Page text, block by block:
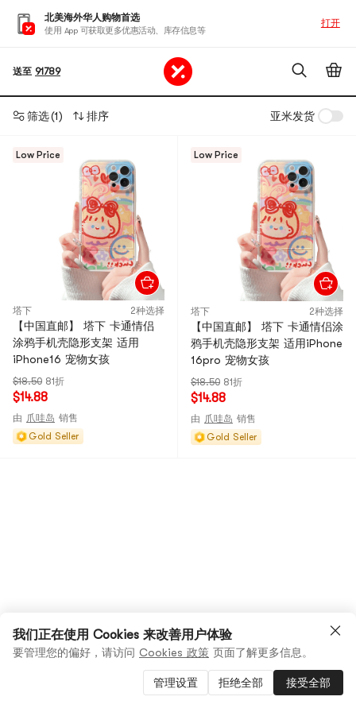
北美海外华人购物首选
使用 App 可获取更多优惠活动、库存信息等
打开
送至 91789
筛选(1) 排序 亚米发货
Low Price
塔下 2种选择
【中国直邮】 塔下 卡通情侣
涂鸦手机壳隐形支架 适用
iPhone16 宠物女孩
$18.50 81折
$14.88
由 爪哇岛 销售
Gold Seller
Low Price
塔下 2种选择
【中国直邮】 塔下 卡通情侣涂
鸦手机壳隐形支架 适用iPhone
16pro 宠物女孩
$18.50 81折
$14.88
由 爪哇岛 销售
Gold Seller
我们正在使用 Cookies 来改善用户体验
要管理您的偏好，请访问 Cookies 政策 页面了解更多信息。
管理设置 拒绝全部 接受全部